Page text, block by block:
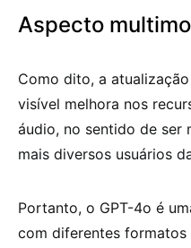
Aspecto
Como dito, a
visível melhora nos
áudio, no sentido de ser
mais diversos usuários
Portanto, o GPT-4o é
com diferentes